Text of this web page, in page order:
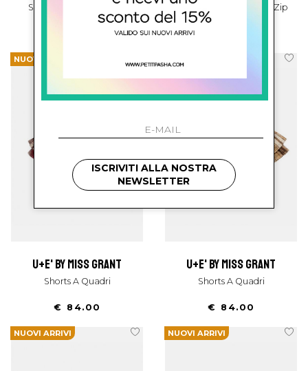
Shorts In Tessuto Renna Shorts Con Tasche Con Zip
NUOVI ARRIVI
u+e' by miss grant
Shorts A Quadri
€ 84.00
u+e' by miss grant
Shorts A Quadri
€ 84.00
NUOVI ARRIVI NUOVI ARRIVI
ISCRIVITI ALLA NOSTRA
NEWSLETTER